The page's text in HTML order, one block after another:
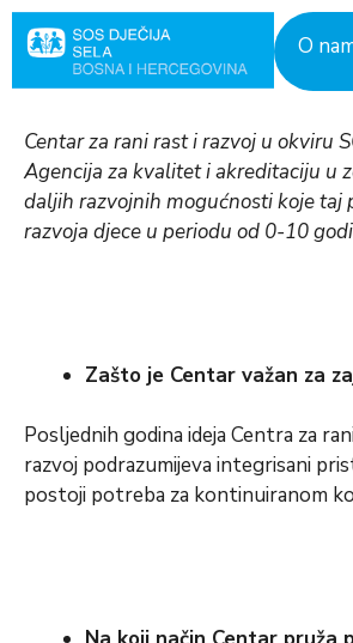
Skip
content
O
Centar za rani rast i razvoj u okviru
Agencija za kvalitet i akreditaciju u
daljih razvojnih mogućnosti koje taj
razvoja djece u periodu od 0-10
Zašto je Centar važan za
Posljednih godina ideja Centra za
razvoj podrazumijeva integrisani
postoji potreba za kontinuiranom